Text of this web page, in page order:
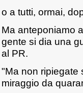
o a tutti, ormai,
Ma anteponiamo
gente si dia una
al PR.
"Ma non ripiegate
miraggio da